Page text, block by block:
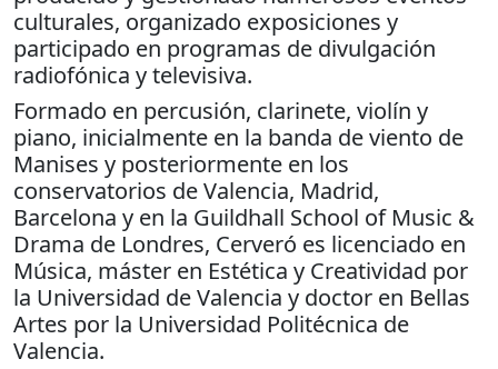
culturales, organizado exposiciones y
participado en programas de divulgación
radiofónica y televisiva.
Formado en percusión, clarinete, violín y
piano, inicialmente en la banda de viento de
Manises y posteriormente en los
conservatorios de Valencia, Madrid,
Barcelona y en la Guildhall School of Music &
Drama de Londres, Cerveró es licenciado en
Música, máster en Estética y Creatividad por
la Universidad de Valencia y doctor en Bellas
Artes por la Universidad Politécnica de
Valencia.